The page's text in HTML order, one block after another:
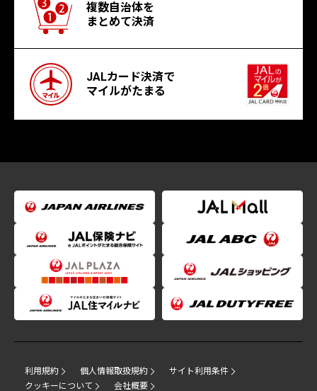
複数自治体を
まとめて決済
JALカード決済で
マイルがたまる
利用規約 個人情報取扱規約
サイト利用条件
クッキーについて
会社概要